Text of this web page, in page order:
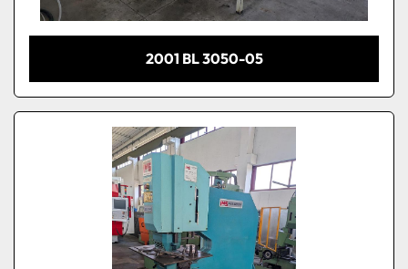
2001 BL 3050-05